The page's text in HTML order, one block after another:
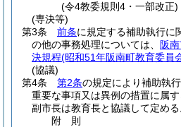
(令4教委規則4・一部改正)
(専決等)
第3条
前条に規定する補助執行に
の他の事務処理については、
阪
決規程(昭和51年阪南町教育委員
(協議)
第4条
第2条の規定により補助執
重要な事項又は異例の措置に属す
副市長は教育長と協議して定める
附 則